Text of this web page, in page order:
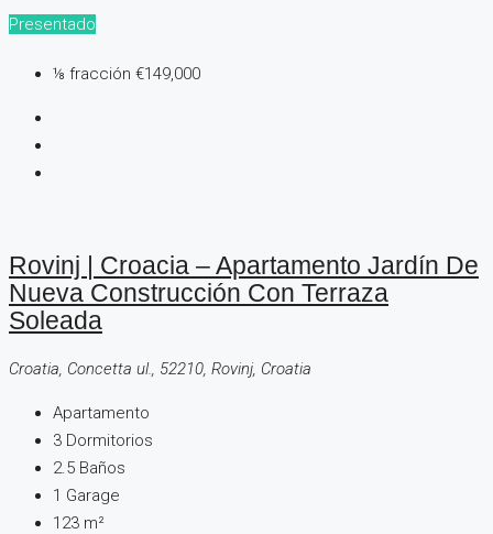
Presentado
⅛ fracción €149,000
Rovinj | Croacia – Apartamento Jardín De
Nueva Construcción Con Terraza
Soleada
Croatia, Concetta ul., 52210, Rovinj, Croatia
Apartamento
3 Dormitorios
2.5 Baños
1 Garage
123 m²